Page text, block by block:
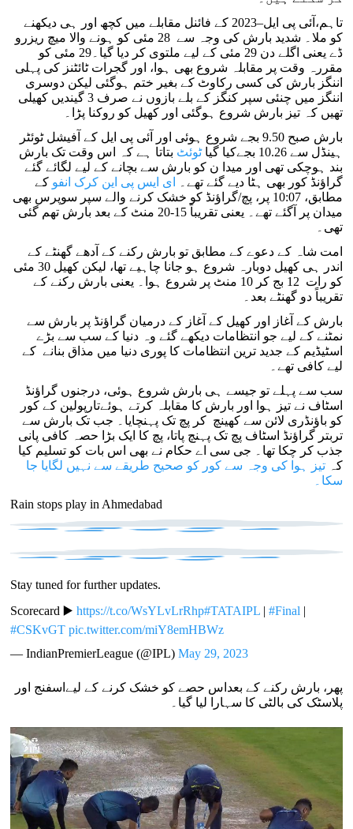
تاہم،آئی پی ایل–2023 کے فائنل مقابلے میں کچھ اور ہی دیکھنے
کو ملا۔ شدید بارش کی وجہ سے 28 مئی کو ہونے والا میچ ریزرو
ڈے یعنی اگلے دن 29 مئی کے لیے ملتوی کر دیا گیا۔29 مئی کو
مقررہ وقت پر مقابلہ شروع بھی ہوا، اور گجرات ٹائٹنز کی پہلی
اننگز بارش کی کسی رکاوٹ کے بغیر ختم ہوگئی لیکن دوسری
اننگز میں چنئی سپر کنگز کے بلے بازوں نے صرف 3 گیندیں کھیلی
تھیں کہ تیز بارش شروع ہوگئی اور کھیل کو روکنا پڑا۔
بارش صبح 9.50 بجے شروع ہوئی اور آئی پی ایل کے آفیشل ٹوئٹر
ہینڈل سے 10.26 بجےکیا گیا
ٹوئٹ بتاتا ہے کہ اس وقت تک بارش
بند ہوچکی تھی اور میدا ن کو بارش سے بچانے کے لیے لگائے گئے
گراؤنڈ کور بھی ہٹا دیے گئے تھے۔
ای ایس پی این کرک انفو کے
مطابق، 10:07 پر، پچ/گراؤنڈ کو خشک کرنے والے سپر سوپرس بھی
میدان پر آگئے تھے۔ یعنی تقریباً 15-20 منٹ کے بعد بارش تھم گئی
تھی۔
امت شاہ کے دعوے کے مطابق تو بارش رکنے کے آدھے گھنٹے کے
اندر ہی کھیل دوبارہ شروع ہو جانا چاہیے تھا، لیکن کھیل 30 مئی
کو رات 12 بج کر 10 منٹ پر شروع ہوا۔ یعنی بارش رکنے کے
تقریباً دو گھنٹے بعد۔
بارش کے آغاز اور کھیل کے آغاز کے درمیان گراؤنڈ پر بارش سے
نمٹنے کے لیے جو انتظامات دیکھے گئے وہ دنیا کے سب سے بڑے
اسٹیڈیم کے جدید ترین انتظامات کا پوری دنیا میں مذاق بنانے کے
لیے کافی تھے۔
سب سے پہلے تو جیسے ہی بارش شروع ہوئی، درجنوں گراؤنڈ
اسٹاف نے تیز ہوا اور بارش کا مقابلہ کرتے ہوئےتارپولین کے کور
کو باؤنڈری لائن سے کھینچ کر پچ تک پہنچایا۔ جب تک بارش سے
تربتر گراؤنڈ اسٹاف پچ تک پہنچ پاتا، پچ کا ایک بڑا حصہ کافی پانی
جذب کر چکا تھا۔ جی سی اے حکام نے بھی اس بات کو تسلیم کیا
کہ
تیز ہوا کی وجہ سے کور کو صحیح طریقے سے نہیں لگایا جا
سکا۔
Rain stops play in Ahmedabad
Stay tuned for further updates.
Scorecard ▶️https://t.co/WsYLvLrRhp#TATAIPL |#Final |
#CSKvGT pic.twitter.com/miY8emHBWz
— IndianPremierLeague (@IPL)May 29, 2023
پھر، بارش رکنے کے بعداس حصے کو خشک کرنے کے لیےاسفنج اور
پلاسٹک کی بالٹی کا سہارا لیا گیا۔